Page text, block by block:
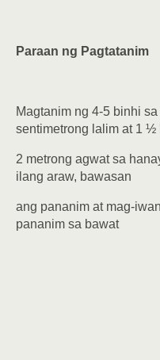
Paraan ng Pagtatanim
Magtanim ng 4-5 binhi
sentimetrong lalim at 1 ½
2 metrong agwat sa
ilang araw, bawasan
ang pananim at mag-
pananim sa bawat